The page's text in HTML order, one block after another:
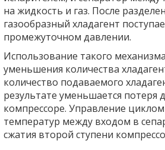
на жидкость и газ. После
газообразный хладагент
промежуточном давлении.
Использование такого
уменьшения количества
количество подаваемого
результате уменьшается потеря
компрессоре. Управление
температур между входом в
сжатия второй ступени